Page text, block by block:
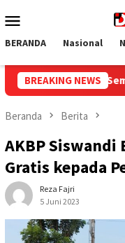
ke
Mobile
BERANDA Nasional
BREAKING NEWS
Lapas Kelas I
Beranda Berita
AKBP Siswandi
Gratis kepada
Reza Fajri
5 Juni 2023